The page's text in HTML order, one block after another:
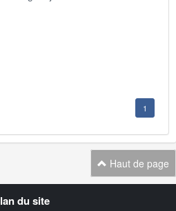
1
Haut de page
du site